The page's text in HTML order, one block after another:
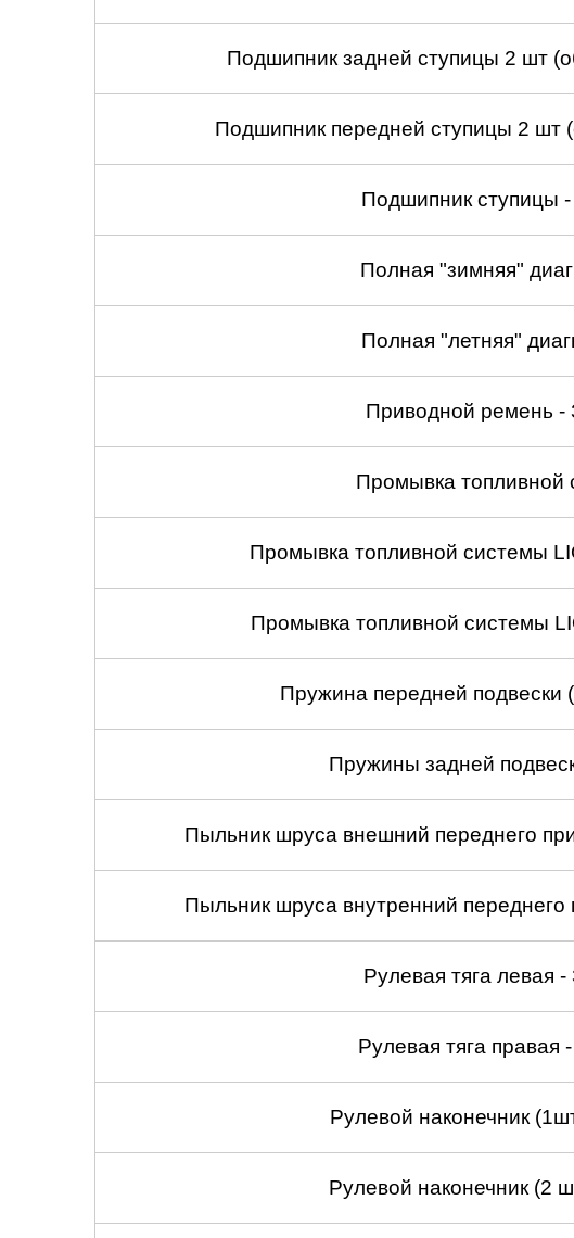
Подшипник задней ступицы 2 шт
Подшипник передней ступицы 2 шт
Подшипник ступицы
Полная "зимняя"
Полная "летняя"
Приводной ремень -
Промывка топливной
Промывка топливной системы
Промывка топливной системы
Пружина передней подвески
Пружины задней
Пыльник шруса внешний переднего
Пыльник шруса внутренний переднего
Рулевая тяга левая
Рулевая тяга правая
Рулевой наконечник
Рулевой наконечник (2